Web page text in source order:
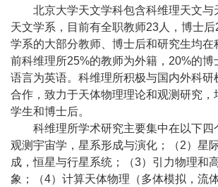
北京大学天文学科包含科维理天文与
天文学系，目前有全职教师23 人，博士后
学系的大部分教师、博士后和研究生均在
前科维理所25%的教师为外籍， 20%的博
语言为英语。科维理所积极与国内外科研
合作，致力于天体物理理论和观测研究，
学生和博士后。
科维理所学术研究主要集中在以下四
观测宇宙学，星系形成与演化；（2）星
成，恒星与行星系统；（3）引力物理和
象；（4）计算天体物理（多体模拟，流